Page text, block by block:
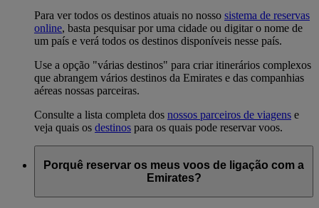
Para ver todos os destinos atuais no nosso sistema de reservas
online, basta pesquisar por uma cidade ou digitar o nome de
um país e verá todos os destinos disponíveis nesse país.
Use a opção "várias destinos" para criar itinerários complexos
que abrangem vários destinos da Emirates e das companhias
aéreas nossas parceiras.
Consulte a lista completa dos nossos parceiros de viagens e
veja quais os destinos para os quais pode reservar voos.
Porquê reservar os meus voos de ligação com a
Emirates?